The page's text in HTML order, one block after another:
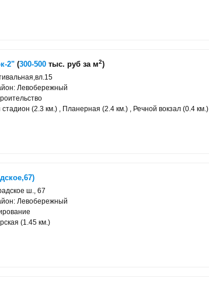
2" (300-500 тыс. руб за м2)
Левобережный
(2.3 км.) , Планерная (2.4 км.) , Речной вокзал (0.4 км.)
ш., 67
Левобережный
(1.45 км.)